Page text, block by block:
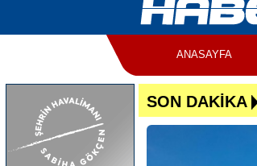
ANASAYFA
SON DAKİKA